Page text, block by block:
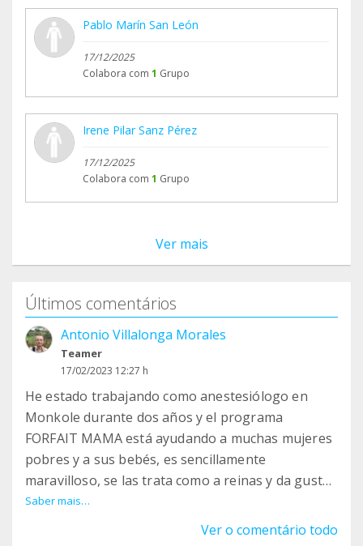
Pablo Marín San León
17/12/2025
Colabora com 1 Grupo
Irene Pilar Sanz Pérez
17/12/2025
Colabora com 1 Grupo
Ver mais
Últimos comentários
Antonio Villalonga Morales
Teamer
17/02/2023 12:27 h
He estado trabajando como anestesiólogo en
Monkole durante dos años y el programa
FORFAIT MAMA está ayudando a muchas mujeres
pobres y a sus bebés, es sencillamente
maravilloso, se las trata como a reinas y da gusto
verlas contentas por la atención que reciben.
Si no lo has hecho, por favor únete al otro grupo
Saber mais…
Ver o comentário todo